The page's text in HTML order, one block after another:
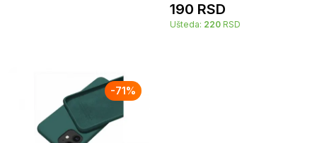
190 RSD
Ušteda: 220 RSD
-71%